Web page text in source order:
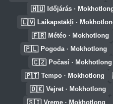
🇭🇺 Időjárás ·
🇱🇻 Laikapstākļi ·
🇫🇷 Météo · Mokhotlong
🇵🇱 Pogoda · Mokhotlong
🇨🇿 Počasí · Mokhotlong
🇵🇹 Tempo · Mokhotlong
🇩🇰 Vejret · Mokhotlong
🇸🇮 Vreme · Mokhotlong